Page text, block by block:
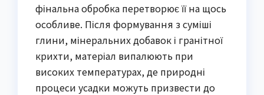
фінальна обробка перетворює її на щось
особливе. Після формування з суміші
глини, мінеральних добавок і гранітної
крихти, матеріал випалюють при
високих температурах, де природні
процеси усадки можуть призвести до